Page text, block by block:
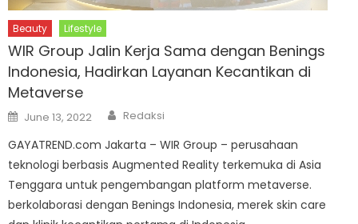
Beauty Lifestyle
WIR Group Jalin Kerja Sama dengan Benings
Indonesia, Hadirkan Layanan Kecantikan di
Metaverse
Posted
on
June 13, 2022 Author
Redaksi
GAYATREND.com Jakarta – WIR Group – perusahaan
teknologi berbasis Augmented Reality terkemuka di Asia
Tenggara untuk pengembangan platform metaverse.
berkolaborasi dengan Benings Indonesia, merek skin care